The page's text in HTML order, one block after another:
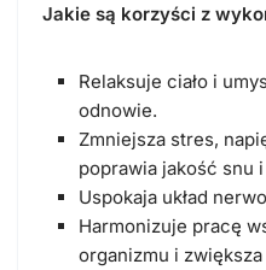
Jakie są korzyści z
Relaksuje ciało i
odnowie.
Zmniejsza stres,
poprawia jakość snu
Uspokaja układ
Harmonizuje pracę
organizmu i